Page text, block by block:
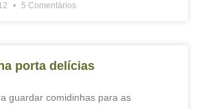
5 Comentários
porta delícias
guardar comidinhas para as